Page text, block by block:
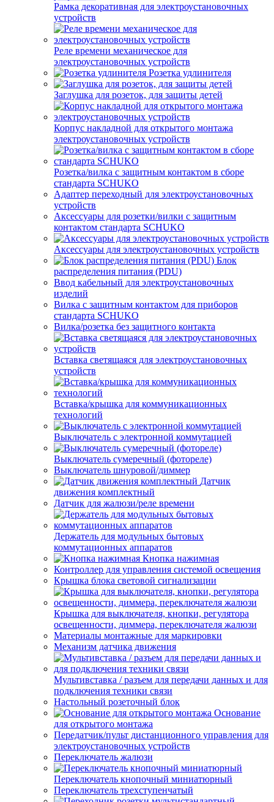
Рамка декоративная для электроустановочных
устройств
Реле времени механическое для
электроустановочных устройств
Розетка удлинителя
Заглушка для розеток, для защиты детей
Корпус накладной для открытого монтажа
электроустановочных устройств
Розетка/вилка с защитным контактом в сборе
стандарта SCHUKO
Адаптер переходный для электроустановочных
устройств
Аксессуары для розетки/вилки с защитным
контактом стандарта SCHUKO
Аксессуары для электроустановочных устройств
Блок
распределения питания (PDU)
Ввод кабельный для электроустановочных
изделий
Вилка с защитным контактом для приборов
стандарта SCHUKO
Вилка/розетка без защитного контакта
Вставка светящаяся для электроустановочных
устройств
Вставка/крышка для коммуникационных
технологий
Выключатель с электронной коммутацией
Выключатель сумеречный (фотореле)
Выключатель шнуровой/диммер
Датчик
движения комплектный
Датчик для жалюзи/реле времени
Держатель для модульных бытовых
коммутационных аппаратов
Кнопка нажимная
Контроллер для управления системой освещения
Крышка блока световой сигнализации
Крышка для выключателя, кнопки, регулятора
освещенности, диммера, переключателя жалюзи
Материалы монтажные для маркировки
Механизм датчика движения
Мультивставка / разъем для передачи данных и для
подключения техники связи
Настольный розеточный блок
Основание
для открытого монтажа
Передатчик/пульт дистанционного управления для
электроустановочных устройств
Переключатель жалюзи
Переключатель кнопочный миниатюрный
Переключатель трехступенчатый